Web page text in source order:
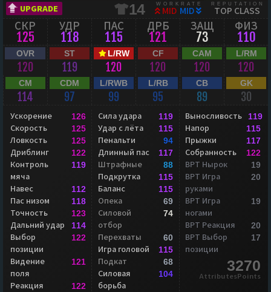
UPGRADE 14 WORKRATE
MID MID
REPUTATION
TOP CLASS
СКР
125
УДР
118
ПАС
115
ДРБ
121
ЗАЩ
73
ФИЗ
110
OVR
120
ST
119
L/RW
120
CF
120
CAM
120
L/RM
120
CM
114
CDM
97
L/RWB
99
L/RB
95
CB
89
GK
30
Ускорение 126
Скорость 125
Ловкость 125
Дриблинг 122
Контроль
мяча
119
Навес 112
Пас низом 118
Точность 123
Дальний удар 114
Выбор
позиции
122
Видение
поля
121
Реакция 122
Сила удара 119
Удар с лёта 115
Пенальти 94
Длинный пас 117
Штрафные 88
Подкрутка 115
Баланс 115
Опека 69
Силовой
отбор
74
Перехваты 60
Игра головой 115
Подкат 68
Силовая
борьба
104
Выносливость 119
Напор 115
Прыжки 117
Собранность 122
ВРТ Нырок 19
ВРТ Игра
руками
20
ВРТ Игра
ногами
19
ВРТ Реакция 20
ВРТ Выбор
позиции
17
3270
AttributesPoints